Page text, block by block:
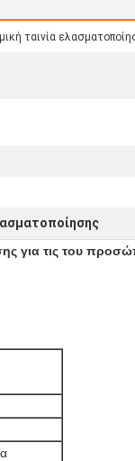
ταινία
για τις του